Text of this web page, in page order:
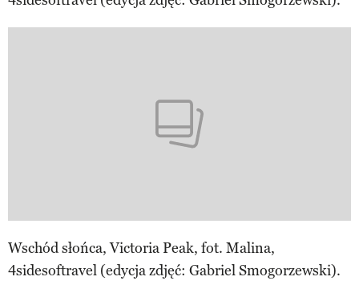
Wschód słońca, Victoria Peak, fot. Malina,
4sidesoftravel (edycja zdjęć: Gabriel Smogorzewski).